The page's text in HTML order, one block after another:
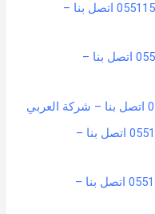
شركة نقل عفش بحفر الباطن – 0551154864 اتصل بنا –
شركة تنظيف كنب بسكاكا – 0551154864 اتصل بنا –
شركة تنظيف سجاد بسكاكا – 0551154864 اتصل بنا –
شركة تنظيف منازل بسكاكا – 0551154864 اتصل بنا –